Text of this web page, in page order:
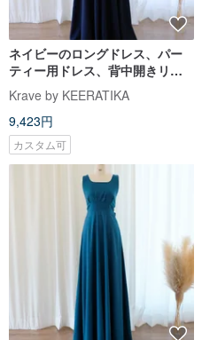
ネイビーのロングドレス、パー
ティー用ドレス、背中開きリボ
ン結び
Krave by KEERATIKA
9,423円
カスタム可